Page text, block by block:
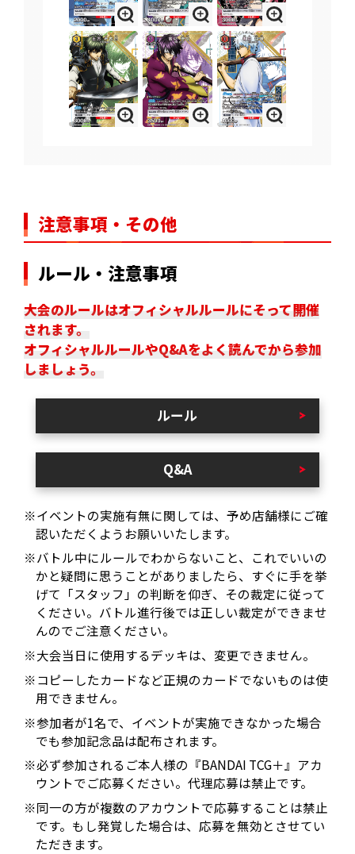
注意事項・その他
ルール・注意事項
大会のルールはオフィシャルルールにそって開催
されます。
オフィシャルルールやQ&Aをよく読んでから参加
しましょう。
ルール
Q&A
※イベントの実施有無に関しては、予め店舗様にご確
認いただくようお願いいたします。
※バトル中にルールでわからないこと、これでいいの
かと疑問に思うことがありましたら、すぐに手を挙
げて「スタッフ」の判断を仰ぎ、その裁定に従って
ください。バトル進行後では正しい裁定ができませ
んのでご注意ください。
※大会当日に使用するデッキは、変更できません。
※コピーしたカードなど正規のカードでないものは使
用できません。
※参加者が1名で、イベントが実施できなかった場合
でも参加記念品は配布されます。
※必ず参加されるご本人様の『BANDAI TCG＋』アカ
ウントでご応募ください。代理応募は禁止です。
※同一の方が複数のアカウントで応募することは禁止
です。もし発覚した場合は、応募を無効とさせてい
ただきます。